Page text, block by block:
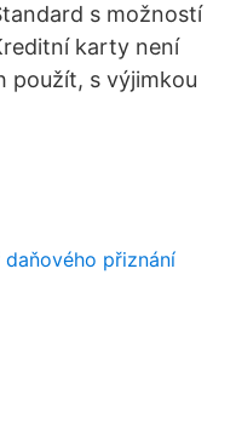
s možností
karty není
použít, s výjimkou
přiznání